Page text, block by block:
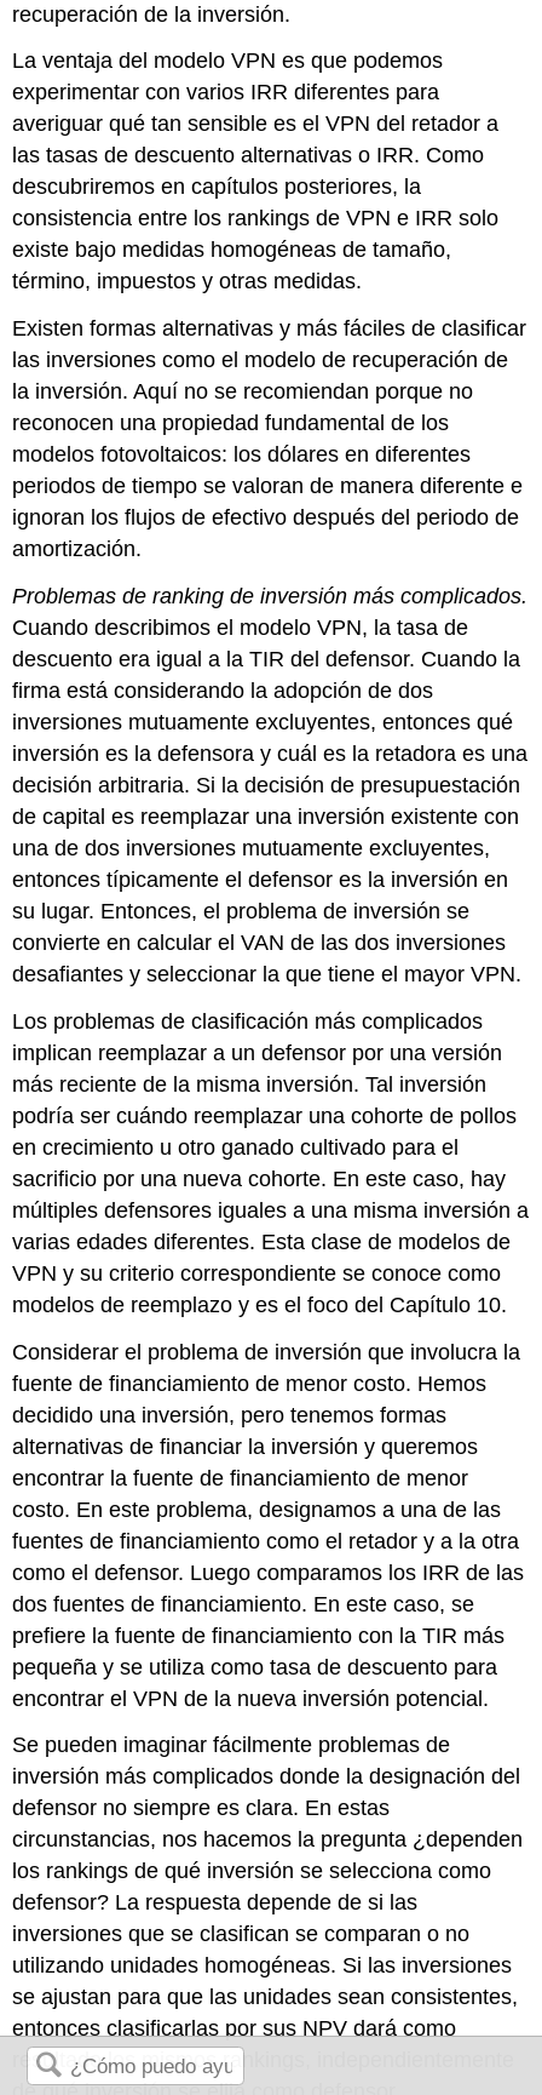
recuperación de la inversión.
La ventaja del modelo VPN es que podemos
experimentar con varios IRR diferentes para
averiguar qué tan sensible es el VPN del retador a
las tasas de descuento alternativas o IRR. Como
descubriremos en capítulos posteriores, la
consistencia entre los rankings de VPN e IRR solo
existe bajo medidas homogéneas de tamaño,
término, impuestos y otras medidas.
Existen formas alternativas y más fáciles de clasificar
las inversiones como el modelo de recuperación de
la inversión. Aquí no se recomiendan porque no
reconocen una propiedad fundamental de los
modelos fotovoltaicos: los dólares en diferentes
periodos de tiempo se valoran de manera diferente e
ignoran los flujos de efectivo después del periodo de
amortización.
Problemas de ranking de inversión más complicados.
Cuando describimos el modelo VPN, la tasa de
descuento era igual a la TIR del defensor. Cuando la
firma está considerando la adopción de dos
inversiones mutuamente excluyentes, entonces qué
inversión es la defensora y cuál es la retadora es una
decisión arbitraria. Si la decisión de presupuestación
de capital es reemplazar una inversión existente con
una de dos inversiones mutuamente excluyentes,
entonces típicamente el defensor es la inversión en
su lugar. Entonces, el problema de inversión se
convierte en calcular el VAN de las dos inversiones
desafiantes y seleccionar la que tiene el mayor VPN.
Los problemas de clasificación más complicados
implican reemplazar a un defensor por una versión
más reciente de la misma inversión. Tal inversión
podría ser cuándo reemplazar una cohorte de pollos
en crecimiento u otro ganado cultivado para el
sacrificio por una nueva cohorte. En este caso, hay
múltiples defensores iguales a una misma inversión a
varias edades diferentes. Esta clase de modelos de
VPN y su criterio correspondiente se conoce como
modelos de reemplazo y es el foco del Capítulo 10.
Considerar el problema de inversión que involucra la
fuente de financiamiento de menor costo. Hemos
decidido una inversión, pero tenemos formas
alternativas de financiar la inversión y queremos
encontrar la fuente de financiamiento de menor
costo. En este problema, designamos a una de las
fuentes de financiamiento como el retador y a la otra
como el defensor. Luego comparamos los IRR de las
dos fuentes de financiamiento. En este caso, se
prefiere la fuente de financiamiento con la TIR más
pequeña y se utiliza como tasa de descuento para
encontrar el VPN de la nueva inversión potencial.
Se pueden imaginar fácilmente problemas de
inversión más complicados donde la designación del
defensor no siempre es clara. En estas
circunstancias, nos hacemos la pregunta ¿dependen
los rankings de qué inversión se selecciona como
defensor? La respuesta depende de si las
inversiones que se clasifican se comparan o no
utilizando unidades homogéneas. Si las inversiones
se ajustan para que las unidades sean consistentes,
entonces clasificarlas por sus NPV dará como
resultado los mismos rankings, independientemente